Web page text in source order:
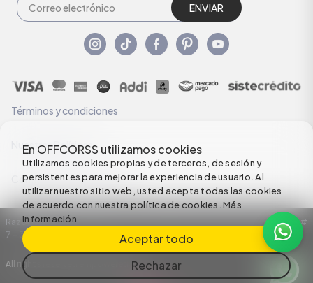
En OFFCORSS utilizamos cookies
Utilizamos cookies propias y de terceros, de sesión y
persistentes para mejorar la experiencia de usuario. Al
utilizar nuestro sitio web, usted acepta todas las cookies
de acuerdo con nuestra política de cookies.Más
información
Aceptar todo
Rechazar
ENVIAR
Términos y condiciones
Nuestras Políticas
Configuración de Cookies
Razón Social: C.I HERMECO S.A. NIT: 890924167-6 Dirección: Carrera 50 #
7 – 35
All rights reserved empowered by